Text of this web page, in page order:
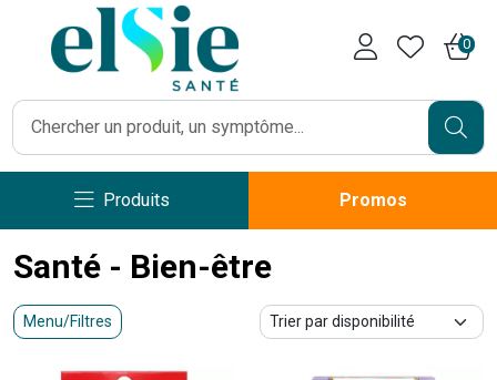
0
Produits Promos
Santé - Bien-être
Menu/Filtres